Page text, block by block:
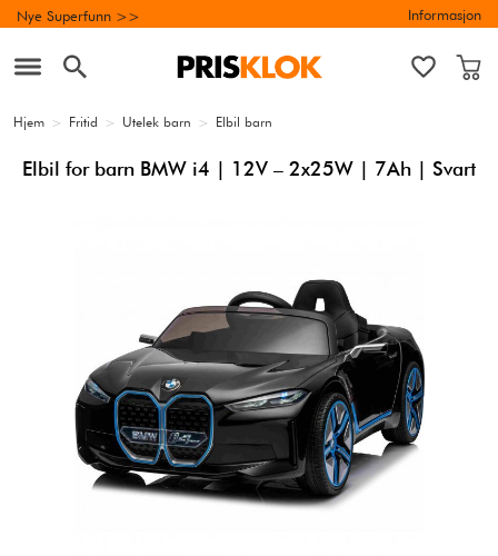
Nye Superfunn >> Informasjon
Hjem > Fritid > Utelek barn > Elbil barn
Elbil for barn BMW i4 | 12V – 2x25W | 7Ah | Svart